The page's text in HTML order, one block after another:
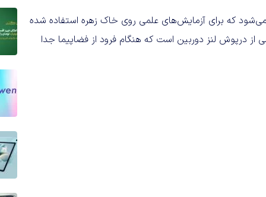
که برای آزمایش‌های علمی روی خاک زهره استفاده شده
لنز دوربین است که هنگام فرود از فضاپیما جدا